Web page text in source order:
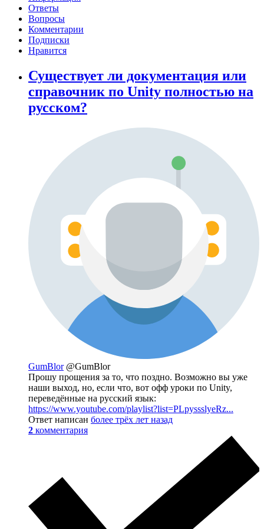
Ответы
Вопросы
Комментарии
Подписки
Нравится
Существует ли документация или
справочник по Unity полностью на
русском?
GumBlor @GumBlor
Прошу прощения за то, что поздно. Возможно вы уже
наши выход, но, если что, вот офф уроки по Unity,
переведённые на русский язык:
https://www.youtube.com/playlist?list=PLpyssslyeRz...
Ответ написан более трёх лет назад
2 комментария